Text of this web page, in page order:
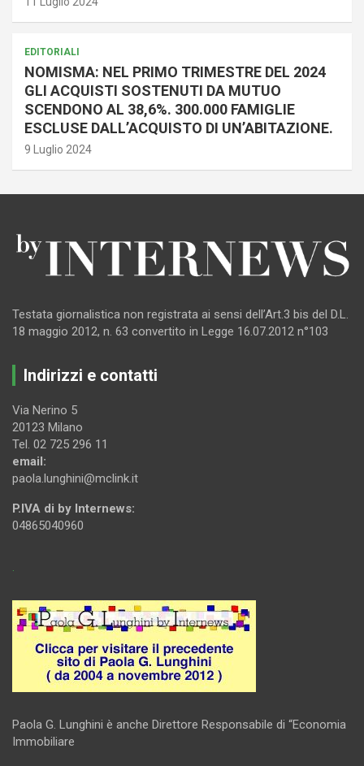
EDITORIALI
NOMISMA: NEL PRIMO TRIMESTRE DEL 2024
GLI ACQUISTI SOSTENUTI DA MUTUO
SCENDONO AL 38,6%. 300.000 FAMIGLIE
ESCLUSE DALL’ACQUISTO DI UN’ABITAZIONE.
9 Luglio 2024
Testata giornalistica non registrata ai sensi dell’Art.3 bis del D.L.
18 maggio 2012, n. 63 convertito in Legge 16.07.2012 n°103
Indirizzi e contatti
Via Nerino 5
20123 Milano
Tel. 02 725 296 11
email:
paola.lunghini@mclink.it
P.IVA di by Internews:
04865040960
.
Paola G. Lunghini è anche Direttore Responsabile di “Economia
Immobiliare